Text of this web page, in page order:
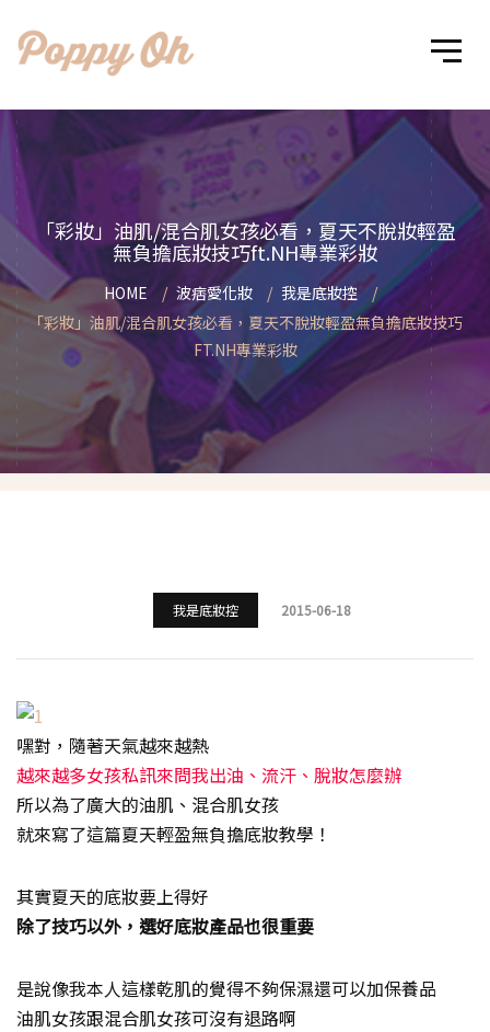
「彩妝」油肌/混合肌女孩必看，夏天不脫妝輕盈
無負擔底妝技巧ft.NH專業彩妝
HOME 波痞愛化妝
我是底妝控
「彩妝」油肌/混合肌女孩必看，夏天不脫妝輕盈無負擔底妝技巧
FT.NH專業彩妝
我是底妝控 2015-06-18
嘿對，隨著天氣越來越熱
越來越多女孩私訊來問我出油、流汗、脫妝怎麼辦
所以為了廣大的油肌、混合肌女孩
就來寫了這篇夏天輕盈無負擔底妝教學！
其實夏天的底妝要上得好
除了技巧以外，選好底妝產品也很重要
是說像我本人這樣乾肌的覺得不夠保濕還可以加保養品
油肌女孩跟混合肌女孩可沒有退路啊